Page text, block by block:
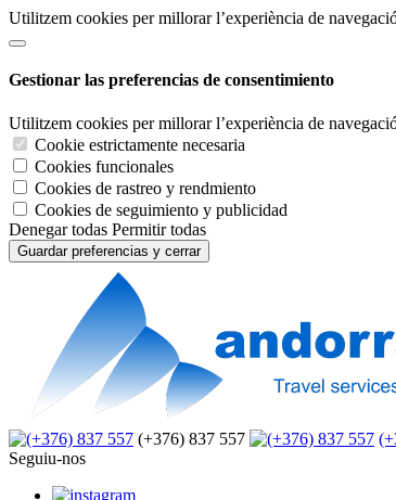
Utilitzem cookies per millorar l’experiència de
Gestionar las preferencias de consentimiento
Utilitzem cookies per millorar l’experiència de
Cookie estrictamente necesaria
Cookies funcionales
Cookies de rastreo y rendmiento
Cookies de seguimiento y publicidad
Denegar todas Permitir todas
Guardar preferencias y cerrar
(+376) 837 557
Seguiu-nos